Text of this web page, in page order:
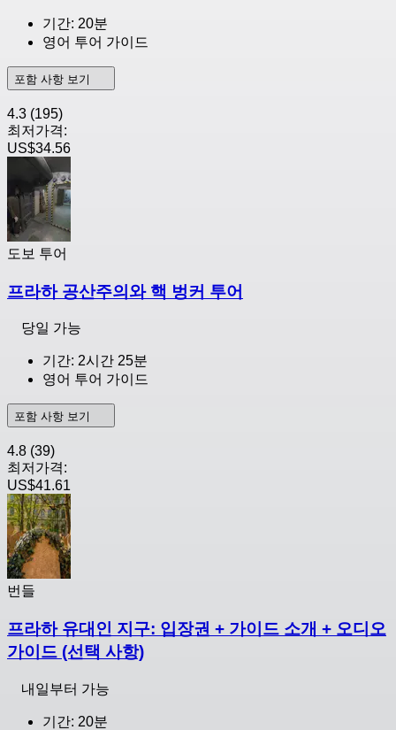
기간: 20분
영어 투어 가이드
포함 사항 보기
4.3 (195)
최저가격:
US$34.56
도보 투어
프라하 공산주의와 핵 벙커 투어
당일 가능
기간: 2시간 25분
영어 투어 가이드
포함 사항 보기
4.8 (39)
최저가격:
US$41.61
번들
프라하 유대인 지구: 입장권 + 가이드 소개 + 오디오
가이드 (선택 사항)
내일부터 가능
기간: 20분